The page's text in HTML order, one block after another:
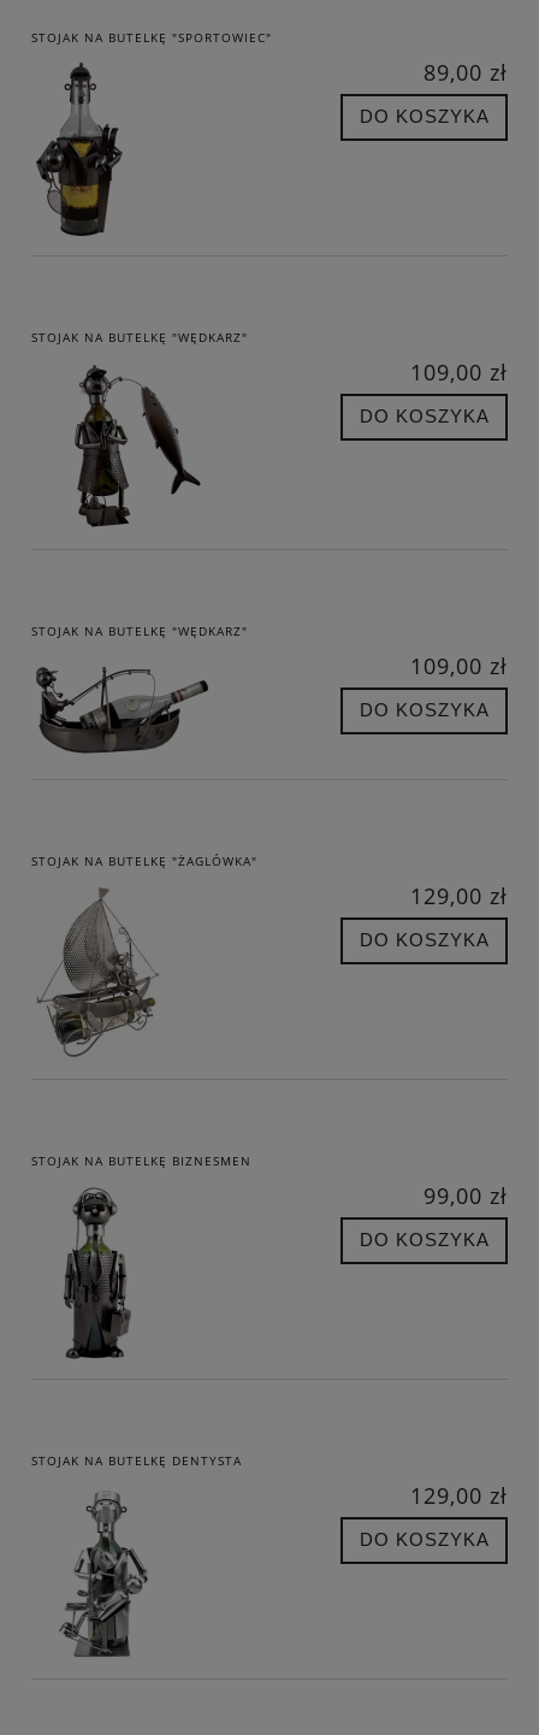
STOJAK NA BUTELKĘ "SPORTOWIEC"
89,00 zł
DO KOSZYKA
STOJAK NA BUTELKĘ "WĘDKARZ"
109,00 zł
DO KOSZYKA
STOJAK NA BUTELKĘ "WĘDKARZ"
109,00 zł
DO KOSZYKA
STOJAK NA BUTELKĘ "ŻAGLÓWKA"
129,00 zł
DO KOSZYKA
STOJAK NA BUTELKĘ BIZNESMEN
99,00 zł
DO KOSZYKA
STOJAK NA BUTELKĘ DENTYSTA
129,00 zł
DO KOSZYKA